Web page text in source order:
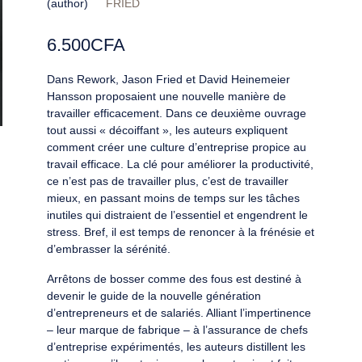
(author) FRIED
6.500CFA
Dans Rework, Jason Fried et David Heinemeier
Hansson proposaient une nouvelle manière de
travailler efficacement. Dans ce deuxième ouvrage
tout aussi « décoiffant », les auteurs expliquent
comment créer une culture d’entreprise propice au
travail efficace. La clé pour améliorer la productivité,
ce n’est pas de travailler plus, c’est de travailler
mieux, en passant moins de temps sur les tâches
inutiles qui distraient de l’essentiel et engendrent le
stress. Bref, il est temps de renoncer à la frénésie et
d’embrasser la sérénité.
Arrêtons de bosser comme des fous est destiné à
devenir le guide de la nouvelle génération
d’entrepreneurs et de salariés. Alliant l’impertinence
– leur marque de fabrique – à l’assurance de chefs
d’entreprise expérimentés, les auteurs distillent les